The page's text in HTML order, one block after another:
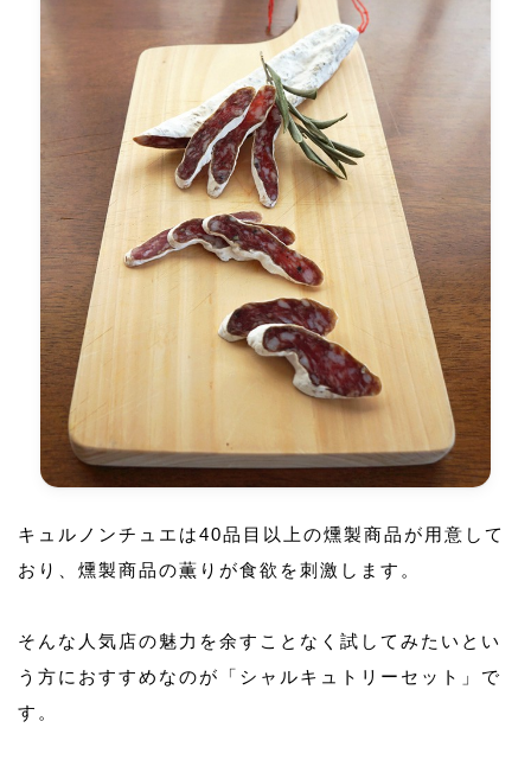
キュルノンチュエは40品目以上の燻製商品が用意して
おり、燻製商品の薫りが食欲を刺激します。
そんな人気店の魅力を余すことなく試してみたいとい
う方におすすめなのが「シャルキュトリーセット」で
す。